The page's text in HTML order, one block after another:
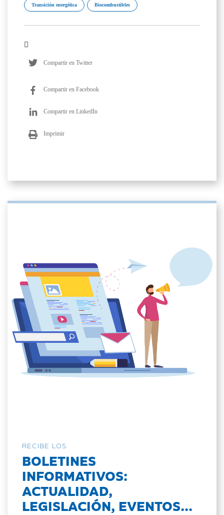
Transición energética Biocombustibles
Compartir en Twitter
Compartir en Facebook
Compartir en LinkedIn
Imprimir
RECIBE LOS
BOLETINES
INFORMATIVOS:
ACTUALIDAD,
LEGISLACIÓN, EVENTOS...